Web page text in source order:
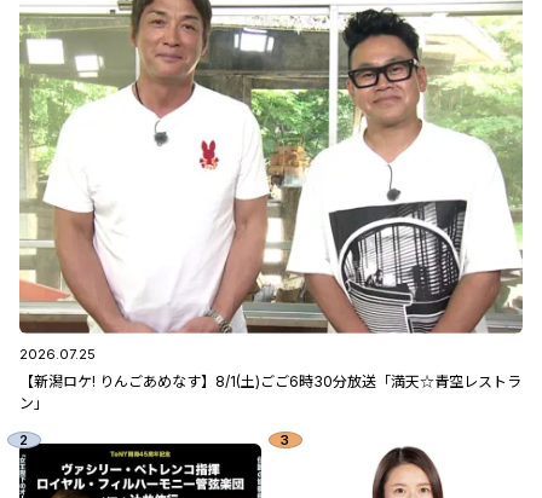
2026.07.25
【新潟ロケ! りんごあめなす】8/1(土)ごご6時30分放送「満天☆青空レストラ
ン」